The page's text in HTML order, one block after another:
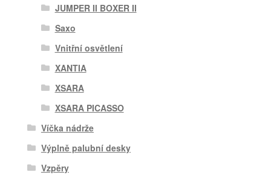
JUMPER II BOXER II
Saxo
Vnitřní osvětlení
XANTIA
XSARA
XSARA PICASSO
Víčka nádrže
Výplně palubní desky
Vzpěry